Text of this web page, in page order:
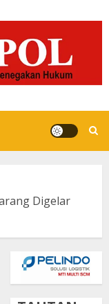
Digelar